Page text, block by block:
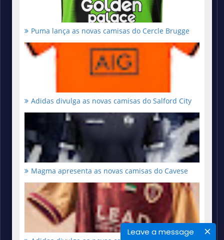
Leave a message
Puma lança as novas camisas do Cercle Brugge
Adidas divulga as novas camisas do Salford City
Magma apresenta as novas camisas do Cavese